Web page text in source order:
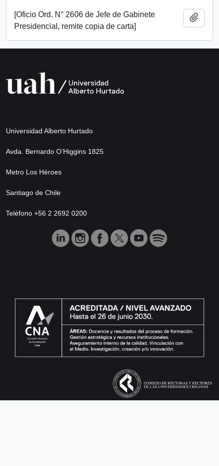
[Oficio Ord. N° 2606 de Jefe de Gabinete
Presidencial, remite copia de carta]
Universidad Alberto Hurtado
Avda. Bernardo O’Higgins 1825
Metro Los Héroes
Santiago de Chile
Teléfono +56 2 2692 0200